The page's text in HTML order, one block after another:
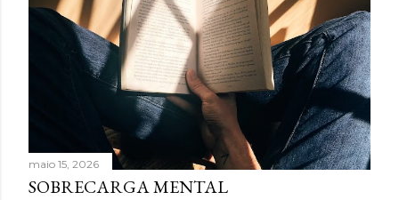
maio 15, 2026
SOBRECARGA MENTAL